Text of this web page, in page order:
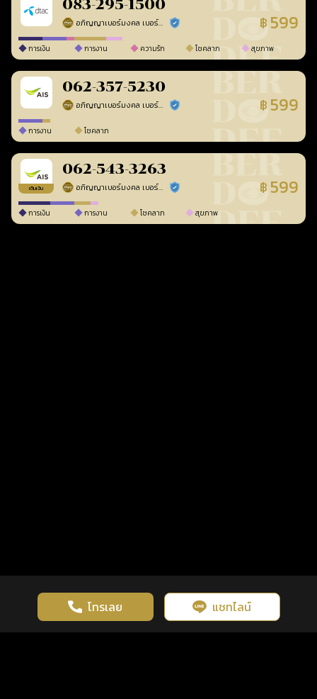
083-295-1500
อภิญญาเบอร์มงคล เบอร์สวยเลขศาสตร์ ร้านยืนยันแล้ว ฿ 599
การเงิน การงาน ความรัก โชคลาภ สุขภาพ
062-357-5230
อภิญญาเบอร์มงคล เบอร์สวยเลขศาสตร์ ร้านยืนยันแล้ว ฿ 599
การงาน โชคลาภ
เติมเงิน
062-543-3263
อภิญญาเบอร์มงคล เบอร์สวยเลขศาสตร์ ร้านยืนยันแล้ว ฿ 599
การเงิน การงาน โชคลาภ สุขภาพ
โทรเลย แชทไลน์
เว็บไซต์นี้มีการใช้งานคุกกี้ เพื่อเพิ่มประสิทธิภาพและประสบการณ์ที่ดี
ในการใช้งานเว็บไซต์ นโยบายความเป็นส่วนตัว
รู้ก่อน พร้อมกว่า ทุกจังหวะชีวิต คลิกดูดวงฟรี